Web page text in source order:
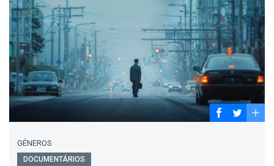
GÉNEROS
DOCUMENTÁRIOS